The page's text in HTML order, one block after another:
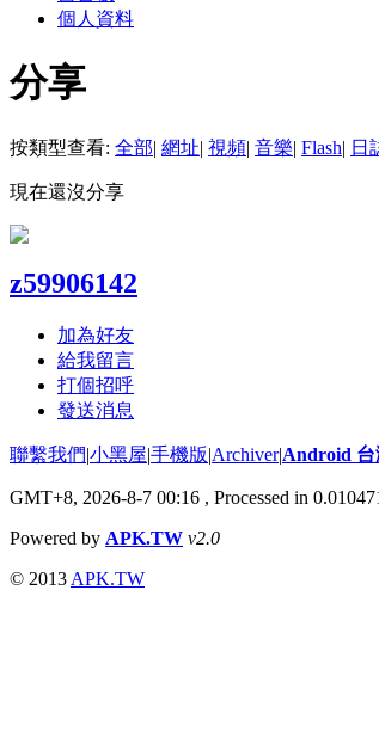
個人資料
分享
按類型查看: 全部| 網址| 視頻| 音樂| Flash| 日
現在還沒分享
z59906142
加為好友
給我留言
打個招呼
發送消息
聯繫我們|小黑屋|手機版|Archiver|Android 台
GMT+8, 2026-8-7 00:16 , Processed in
Powered by APK.TW v2.0
© 2013 APK.TW